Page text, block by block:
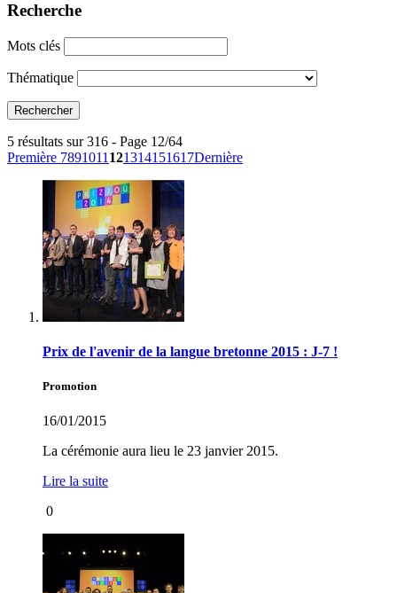
Recherche
Mots clés
Thématique
5 résultats sur 316 - Page 12/64
Première 7891011 121314151617Dernière
Prix de l'avenir de la langue bretonne 2015 : J-7 !
Promotion
16/01/2015
La cérémonie aura lieu le 23 janvier 2015.
Lire la suite
0